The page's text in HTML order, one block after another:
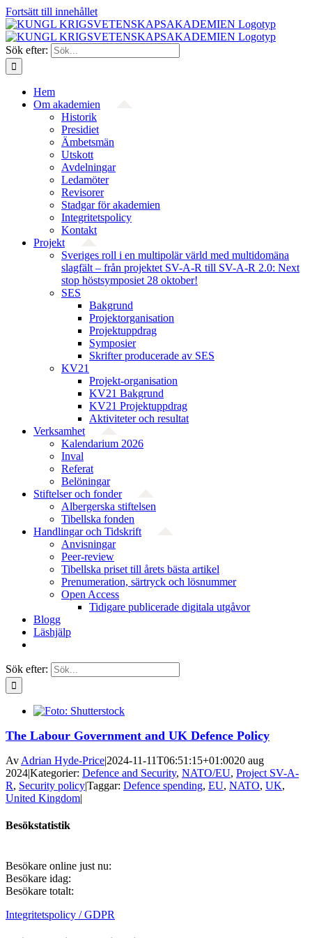
Fortsätt till innehållet
Sök efter:
Hem
Om akademien
Historik
Presidiet
Ämbetsmän
Utskott
Avdelningar
Ledamöter
Revisorer
Stadgar för akademien
Integritetspolicy
Kontakt
Projekt
Sveriges roll i en multipolär värld med multidomäna
slagfält – från projektet SV-A-R till SV-A-R 2.0: Next
stop höstsymposiet 28 oktober!
SES
Bakgrund
Projekt­organisation
Projektuppdrag
Symposier
Skrifter producerade av SES
KV21
Projekt-organisation
KV21 Bakgrund
KV21 Projektuppdrag
Aktiviteter och resultat
Verksamhet
Kalendarium 2026
Inval
Referat
Belöningar
Stiftelser och fonder
Albergerska stiftelsen
Tibellska fonden
Handlingar och Tidskrift
Anvisningar
Peer-review
Tibellska priset till årets bästa artikel
Prenumeration, särtryck och lösnummer
Open Access
Tidigare publicerade digitala utgåvor
Blogg
Läshjälp
Sök efter:
The Labour Government and UK Defence Policy
Av Adrian Hyde-Price|2024-11-11T06:51:15+01:0020 aug
2024|Kategorier: Defence and Security, NATO/EU, Project SV-A-
R, Security policy|Taggar: Defence spending, EU, NATO, UK,
United Kingdom|
Besökstatistik
Besökare online just nu:
Besökare idag:
Besökare totalt:
Integritetspolicy / GDPR